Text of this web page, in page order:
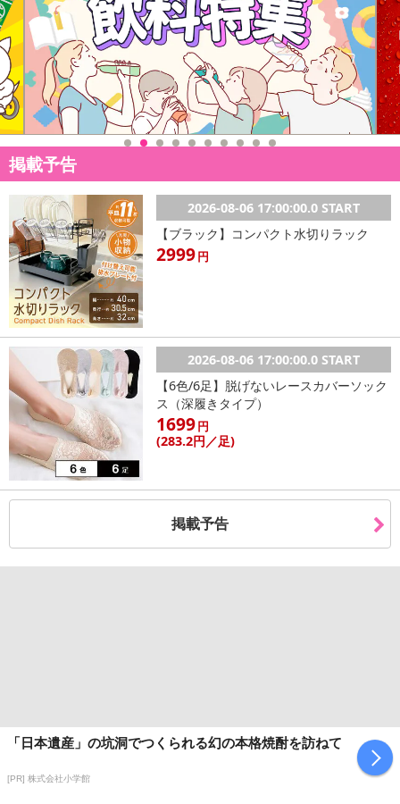
掲載予告
2026-08-06 17:00:00.0 START
【ブラック】コンパクト水切りラック
2999円
2026-08-06 17:00:00.0 START
【6色/6足】脱げないレースカバーソック
ス（深履きタイプ）
1699円
(283.2円／足)
掲載予告
「日本遺産」の坑洞でつくられる幻の本格焼酎を訪ねて
[PR] 株式会社小学館